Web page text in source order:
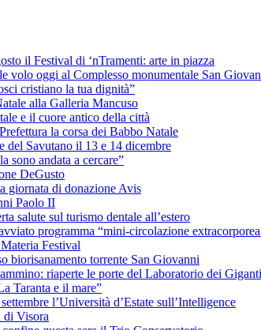
il Festival di ‘nTramenti: arte in piazza
oggi al Complesso monumentale San
cristiano la tua dignità”
alla Galleria Mancuso
e il cuore antico della città
la corsa dei Babbo Natale
Savutano il 13 e 14 dicembre
andata a cercare”
DeGusto
giornata di donazione Avis
Paolo II
salute sul turismo dentale all’estero
programma “mini-circolazione
Festival
biorisanamento torrente San Giovanni
riaperte le porte del Laboratorio dei
Taranta e il mare”
l’Università d’Estate sull’Intelligence
di Visora